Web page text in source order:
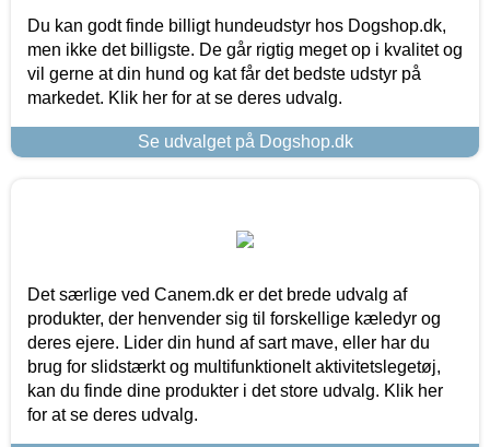
Du kan godt finde billigt hundeudstyr hos Dogshop.dk,
men ikke det billigste. De går rigtig meget op i kvalitet og
vil gerne at din hund og kat får det bedste udstyr på
markedet. Klik her for at se deres udvalg.
Se udvalget på Dogshop.dk
Det særlige ved Canem.dk er det brede udvalg af
produkter, der henvender sig til forskellige kæledyr og
deres ejere. Lider din hund af sart mave, eller har du
brug for slidstærkt og multifunktionelt aktivitetslegetøj,
kan du finde dine produkter i det store udvalg. Klik her
for at se deres udvalg.